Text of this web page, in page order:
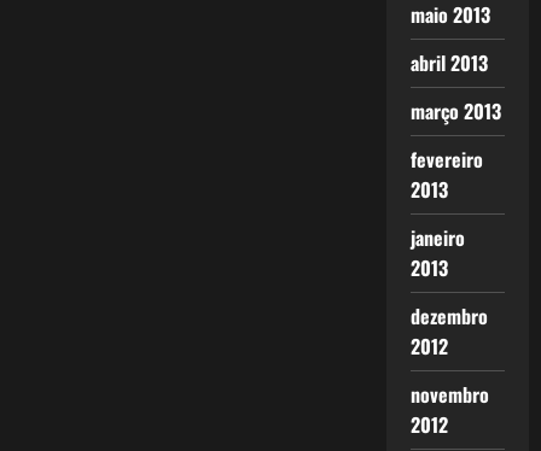
maio 2013
abril 2013
março 2013
fevereiro
2013
janeiro
2013
dezembro
2012
novembro
2012